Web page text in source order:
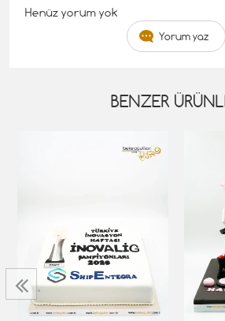
Henüz yorum yok
Yorum yaz
BENZER
‹